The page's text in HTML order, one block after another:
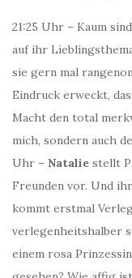
21:25 Uhr – Kaum
auf ihr
sie gern mal
Eindruck erweckt,
Macht den total
mich, sondern auch
Uhr – Natalie stellt
Freunden vor. Und
kommt erstmal
verlegenheitshalber
einem rosa